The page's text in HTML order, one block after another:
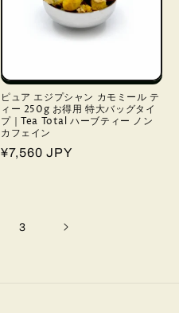
ピュア エジプシャン カモミール テ
ィー 250g お得用 特大バッグタイ
プ｜Tea Total ハーブティー ノン
カフェイン
通
¥7,560 JPY
3